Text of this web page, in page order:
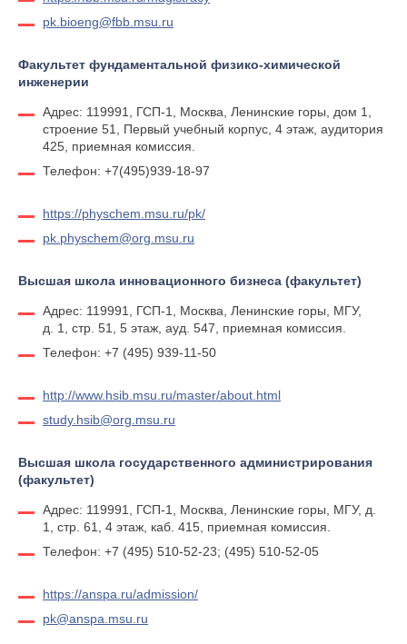
pk.bioeng@fbb.msu.ru
Факультет фундаментальной физико-химической
инженерии
Адрес: 119991, ГСП-1, Москва, Ленинские горы, дом 1,
строение 51, Первый учебный корпус, 4 этаж, аудитория
425, приемная комиссия.
Телефон: +7(495)939-18-97
https://physchem.msu.ru/pk/
pk.physchem@org.msu.ru
Высшая школа инновационного бизнеса (факультет)
Адрес: 119991, ГСП-1, Москва, Ленинские горы, МГУ,
д. 1, стр. 51, 5 этаж, ауд. 547, приемная комиссия.
Телефон: +7 (495) 939-11-50
http://www.hsib.msu.ru/master/about.html
study.hsib@org.msu.ru
Высшая школа государственного администрирования
(факультет)
Адрес: 119991, ГСП-1, Москва, Ленинские горы, МГУ, д.
1, стр. 61, 4 этаж, каб. 415, приемная комиссия.
Телефон: +7 (495) 510-52-23; (495) 510-52-05
https://anspa.ru/admission/
pk@anspa.msu.ru